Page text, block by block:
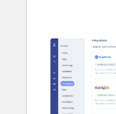
per
vedere
gli
altri
articoli